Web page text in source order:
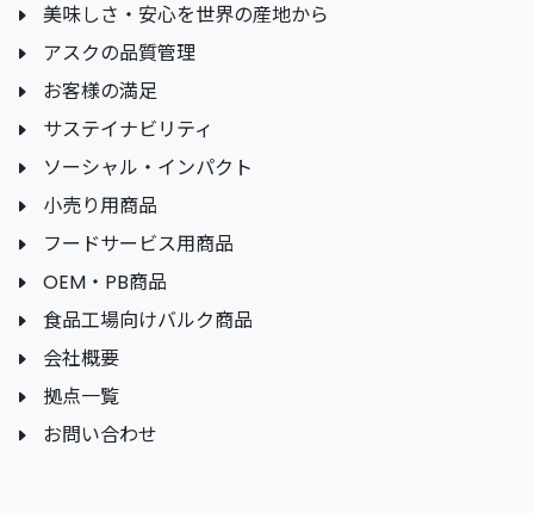
美味しさ・安心を世界の産地から
アスクの品質管理
お客様の満足
サステイナビリティ
ソーシャル・インパクト
小売り用商品
フードサービス用商品
OEM・PB商品
食品工場向けバルク商品
会社概要
拠点一覧
お問い合わせ